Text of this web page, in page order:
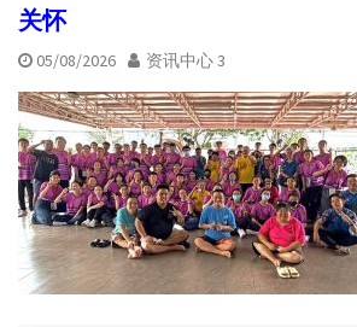
关怀
05/08/2026 资讯中心 3